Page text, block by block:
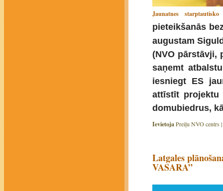
Jaunatnes
pieteikšanās
augustam
(NVO pārstāvji,
saņemt
iesniegt ES
attīstīt projektu
domubiedrus,
IevietojaPreiļu NVO centrs |
Latgales
VASARA”